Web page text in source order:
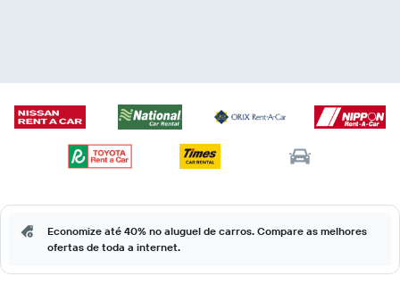
Economize até 40% no aluguel de carros. Compare as melhores
ofertas de toda a internet.